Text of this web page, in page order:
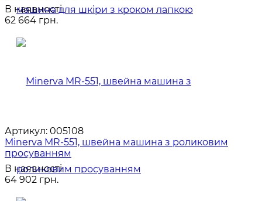
В наявності
62 664 грн.
Артикул: 005108
Minerva MR-551, швейна машина з роликовим
просуванням
В наявності
64 902 грн.